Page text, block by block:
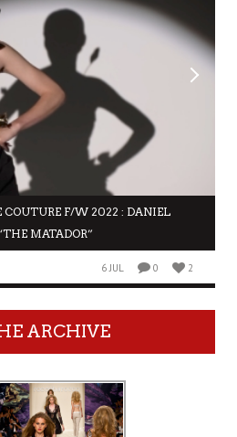
F/W 2022 : DANIEL
MATADOR”
6 JUL 0 2
ARCHIVE